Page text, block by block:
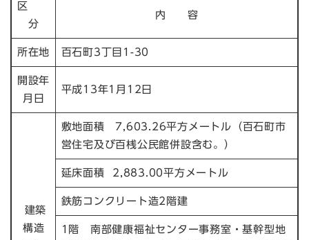
区
分
内 容
所在地 百石町3丁目1-30
開設年
月日
平成13年1月12日
建築
構造
敷地面積 7,603.26平方メートル（百石町市
営住宅及び百桟公民館併設含む。）
延床面積 2,883.00平方メートル
鉄筋コンクリート造2階建
1階 南部健康福祉センター事務室・基幹型地